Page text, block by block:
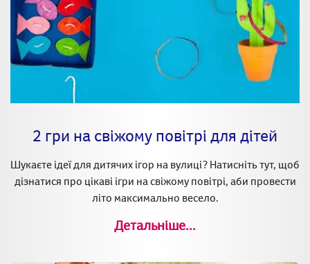
2 гри на свіжому повітрі для дітей
Шукаєте ідеї для дитячих ігор на вулиці? Натисніть тут, щоб
дізнатися про цікаві ігри на свіжому повітрі, аби провести
літо максимально весело.
Детальніше...